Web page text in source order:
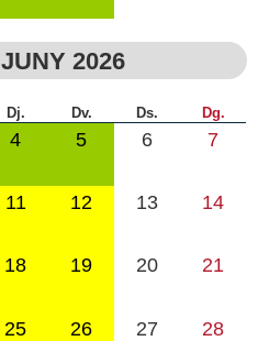
JUNY 2026
Dj. Dv. Ds. Dg.
4 5 6 7
11 12 13 14
18 19 20 21
25 26 27 28